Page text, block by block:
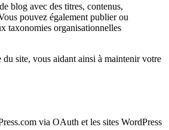
blog avec des titres, contenus,
pouvez également publier ou
taxonomies organisationnelles
site, vous aidant ainsi à maintenir votre
via OAuth et les sites WordPress